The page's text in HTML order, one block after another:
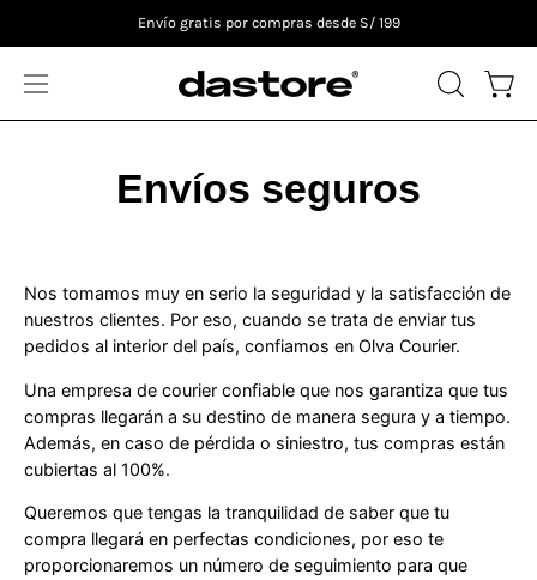
al
contenido
Envío gratis por compras desde S/ 199
Abrir
menú
navegación
ABRIR
BARRA
Envíos seguros
Nos tomamos muy en serio la seguridad y la satisfacción de
nuestros clientes. Por eso, cuando se trata de enviar tus
pedidos al interior del país, confiamos en Olva Courier.
Una empresa de courier confiable que nos garantiza que tus
compras llegarán a su destino de manera segura y a tiempo.
Además, en caso de pérdida o siniestro, tus compras están
cubiertas al 100%.
Queremos que tengas la tranquilidad de saber que tu
compra llegará en perfectas condiciones, por eso te
proporcionaremos un número de seguimiento para que